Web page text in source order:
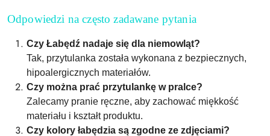
Odpowiedzi na często zadawane pytania
Czy Łabędź nadaje się dla niemowląt?
Tak, przytulanka została wykonana z bezpiecznych,
hipoalergicznych materiałów.
Czy można prać przytulankę w pralce?
Zalecamy pranie ręczne, aby zachować miękkość
materiału i kształt produktu.
Czy kolory łabędzia są zgodne ze zdjęciami?